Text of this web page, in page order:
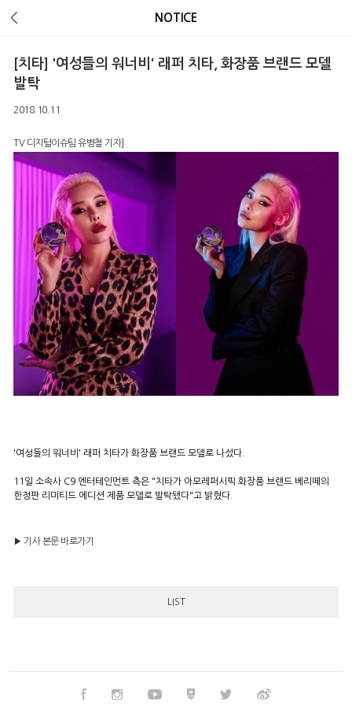
NOTICE
[치타] '여성들의 워너비' 래퍼 치타, 화장품 브랜드 모델
발탁
2018.10.11
TV 디지털이슈팀 유병철 기자]
'여성들의 워너비' 래퍼 치타가 화장품 브랜드 모델로 나섰다.
11일 소속사 C9 엔터테인먼트 측은 "치타가 아모레퍼시픽 화장품 브랜드 베리떼의
한정판 리미티드 에디션 제품 모델로 발탁됐다"고 밝혔다.
▶ 기사 본문 바로가기
LIST